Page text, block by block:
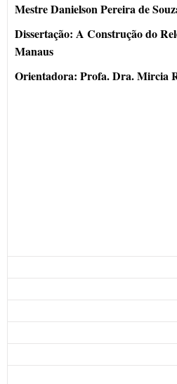
Mestre Danielson Pereira de
Dissertação: A Construção do
Manaus
Orientadora: Profa. Dra. Mircia